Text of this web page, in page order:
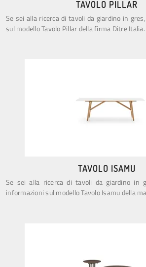
TAVOLO PILLAR
Se sei alla ricerca di tavoli da giardino in
sul modello Tavolo Pillar della firma Ditre Italia.
TAVOLO ISAMU
Se sei alla ricerca di tavoli da giardino in
informazioni sul modello Tavolo Isamu della